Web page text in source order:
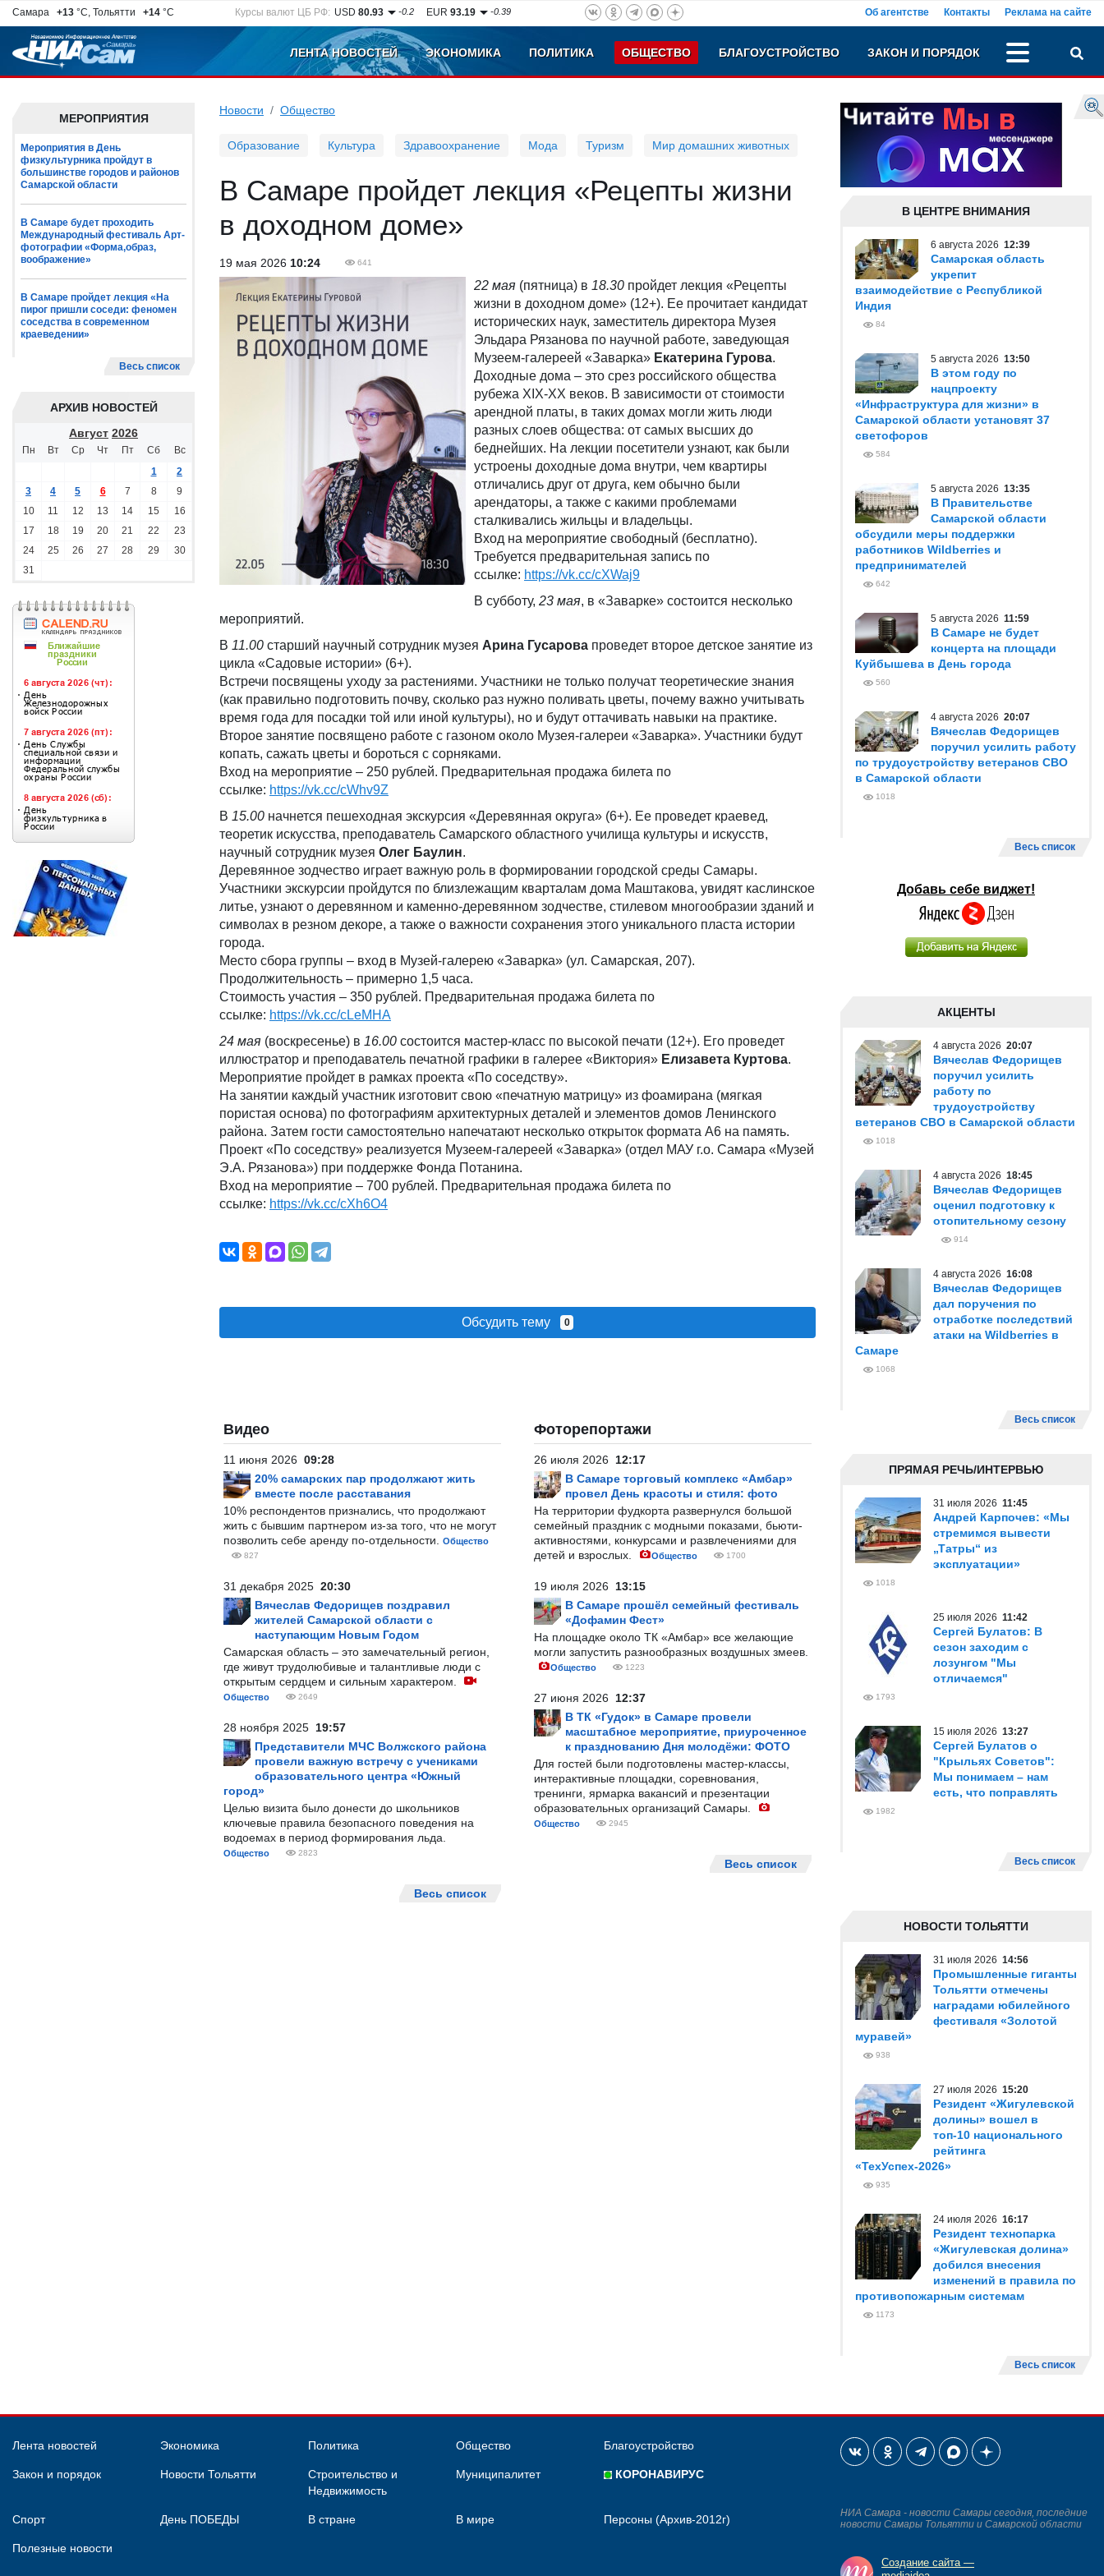
Самара +13 °C, Тольятти +14 °C Курсы валют ЦБ РФ: USD80.93 -0.2 EUR93.19 -0.39 Об агентстве Контакты Реклама на сайте
ЛЕНТА НОВОСТЕЙ ЭКОНОМИКА ПОЛИТИКА ОБЩЕСТВО БЛАГОУСТРОЙСТВО ЗАКОН И ПОРЯДОК
МЕРОПРИЯТИЯ
Мероприятия в День
физкультурника пройдут в
большинстве городов и районов
Самарской области
В Самаре будет проходить
Международный фестиваль Арт-
фотографии «Форма,образ,
воображение»
В Самаре пройдет лекция «На
пирог пришли соседи: феномен
соседства в современном
краеведении»
Весь список
АРХИВ НОВОСТЕЙ
Август 2026
Пн Вт Ср Чт Пт Сб
Вс
1
2
3
4 5 6 7 8
9
10
11 12 13 14 15
16
17
18 19 20 21 22
23
24
25 26 27 28 29
30
31
Новости Общество
Образование Культура Здравоохранение Мода Туризм Мир домашних животных
В Самаре пройдет лекция «Рецепты жизни
в доходном доме»
19 мая 2026 10:24 641
22 мая (пятница) в 18.30 пройдет лекция «Рецепты
жизни в доходном доме» (12+). Ее прочитает кандидат
исторических наук, заместитель директора Музея
Эльдара Рязанова по научной работе, заведующая
Музеем-галереей «Заварка» Екатерина Гурова.
Доходные дома – это срез российского общества
рубежа XIX-XX веков. В зависимости от стоимости
арендной платы, в таких домах могли жить люди
разных слоев общества: от самых высших до
беднейших. На лекции посетители узнают, как были
устроены доходные дома внутри, чем квартиры
отличались друг от друга, кем обычно были
арендаторы, а также с какими проблемами
сталкивались жильцы и владельцы.
Вход на мероприятие свободный (бесплатно).
Требуется предварительная запись по
ссылке: https://vk.cc/cXWaj9
В субботу, 23 мая, в «Заварке» состоится несколько
мероприятий.
В 11.00 старший научный сотрудник музея Арина Гусарова проведет второе детское занятие из
цикла «Садовые истории» (6+).
Встречи посвящены уходу за растениями. Участники не только получат теоретические знания
(как правильно подготовить почву, сколько раз нужно поливать цветы, почему важно учитывать
время года для посадки той или иной культуры), но и будут оттачивать навыки на практике.
Второе занятие посвящено работе с газоном около Музея-галереи «Заварка». Участники будут
копать, сажать цветы и бороться с сорняками.
Вход на мероприятие – 250 рублей. Предварительная продажа билета по
ссылке: https://vk.cc/cWhv9Z
В 15.00 начнется пешеходная экскурсия «Деревянная округа» (6+). Ее проведет краевед,
теоретик искусства, преподаватель Самарского областного училища культуры и искусств,
научный сотрудник музея Олег Баулин.
Деревянное зодчество играет важную роль в формировании городской среды Самары.
Участники экскурсии пройдутся по близлежащим кварталам дома Маштакова, увидят каслинское
литье, узнают о деревянном и каменно-деревянном зодчестве, стилевом многообразии зданий и
символах в резном декоре, а также о важности сохранения этого уникального пласта истории
города.
Место сбора группы – вход в Музей-галерею «Заварка» (ул. Самарская, 207).
Продолжительность – примерно 1,5 часа.
Стоимость участия – 350 рублей. Предварительная продажа билета по
ссылке: https://vk.cc/cLeMHA
24 мая (воскресенье) в 16.00 состоится мастер-класс по высокой печати (12+). Его проведет
иллюстратор и преподаватель печатной графики в галерее «Виктория» Елизавета Куртова.
Мероприятие пройдет в рамках проекта «По соседству».
На занятии каждый участник изготовит свою «печатную матрицу» из фоамирана (мягкая
пористая основа) по фотографиям архитектурных деталей и элементов домов Ленинского
района. Затем гости самостоятельно напечатают несколько открыток формата А6 на память.
Проект «По соседству» реализуется Музеем-галереей «Заварка» (отдел МАУ г.о. Самара «Музей
Э.А. Рязанова») при поддержке Фонда Потанина.
Вход на мероприятие – 700 рублей. Предварительная продажа билета по
ссылке: https://vk.cc/cXh6O4
Обсудить тему 0
Видео
11 июня 2026 09:28
20% самарских пар продолжают жить
вместе после расставания
10% респондентов признались, что продолжают
жить с бывшим партнером из-за того, что не могут
позволить себе аренду по-отдельности.
Общество
827
31 декабря 2025 20:30
Вячеслав Федорищев поздравил
жителей Самарской области с
наступающим Новым Годом
Самарская область – это замечательный регион,
где живут трудолюбивые и талантливые люди с
открытым сердцем и сильным характером.
Общество 2649
28 ноября 2025 19:57
Представители МЧС Волжского района
провели важную встречу с учениками
образовательного центра «Южный
город»
Целью визита было донести до школьников
ключевые правила безопасного поведения на
водоемах в период формирования льда.
Общество 2823
Весь список
Фоторепортажи
26 июля 2026 12:17
В Самаре торговый комплекс «Амбар»
провел День красоты и стиля: фото
На территории фудкорта развернулся большой
семейный праздник с модными показами, бьюти-
активностями, конкурсами и развлечениями для
детей и взрослых.
Общество 1700
19 июля 2026 13:15
В Самаре прошёл семейный фестиваль
«Дофамин Фест»
На площадке около ТК «Амбар» все желающие
могли запустить разнообразных воздушных змеев.
Общество 1223
27 июня 2026 12:37
В ТК «Гудок» в Самаре провели
масштабное мероприятие, приуроченное
к празднованию Дня молодёжи: ФОТО
Для гостей были подготовлены мастер-классы,
интерактивные площадки, соревнования,
тренинги, ярмарка вакансий и презентации
образовательных организаций Самары.
Общество 2945
Весь список
В ЦЕНТРЕ ВНИМАНИЯ
6 августа 2026 12:39
Самарская область
укрепит
взаимодействие с Республикой
Индия
84
5 августа 2026 13:50
В этом году по
нацпроекту
«Инфраструктура для жизни» в
Самарской области установят 37
светофоров
584
5 августа 2026 13:35
В Правительстве
Самарской области
обсудили меры поддержки
работников Wildberries и
предпринимателей
642
5 августа 2026 11:59
В Самаре не будет
концерта на площади
Куйбышева в День города
560
4 августа 2026 20:07
Вячеслав Федорищев
поручил усилить работу
по трудоустройству ветеранов СВО
в Самарской области
1018
Весь список
Добавь себе виджет!
АКЦЕНТЫ
4 августа 2026 20:07
Вячеслав Федорищев
поручил усилить
работу по
трудоустройству
ветеранов СВО в Самарской области
1018
4 августа 2026 18:45
Вячеслав Федорищев
оценил подготовку к
отопительному сезону
914
4 августа 2026 16:08
Вячеслав Федорищев
дал поручения по
отработке последствий
атаки на Wildberries в
Самаре
1068
Весь список
ПРЯМАЯ РЕЧЬ/ИНТЕРВЬЮ
31 июля 2026 11:45
Андрей Карпочев: «Мы
стремимся вывести
„Татры“ из
эксплуатации»
1018
25 июля 2026 11:42
Сергей Булатов: В
сезон заходим с
лозунгом "Мы
отличаемся"
1793
15 июля 2026 13:27
Сергей Булатов о
"Крыльях Советов":
Мы понимаем – нам
есть, что поправлять
1982
Весь список
НОВОСТИ ТОЛЬЯТТИ
31 июля 2026 14:56
Промышленные гиганты
Тольятти отмечены
наградами юбилейного
фестиваля «Золотой
муравей»
938
27 июля 2026 15:20
Резидент «Жигулевской
долины» вошел в
топ-10 национального
рейтинга
«ТехУспех-2026»
935
24 июля 2026 16:17
Резидент технопарка
«Жигулевская долина»
добился внесения
изменений в правила по
противопожарным системам
1173
Весь список
Лента новостей Экономика Политика Общество Благоустройство
Закон и порядок Новости Тольятти
Строительство и
Недвижимость
Муниципалитет КОРОНАВИРУС
Спорт День ПОБЕДЫ В стране В мире Персоны (Архив-2012г)
Полезные новости
НИА Самара - новости Самары сегодня, последние
новости Самары Тольятти и Самарской области
Создание сайта —